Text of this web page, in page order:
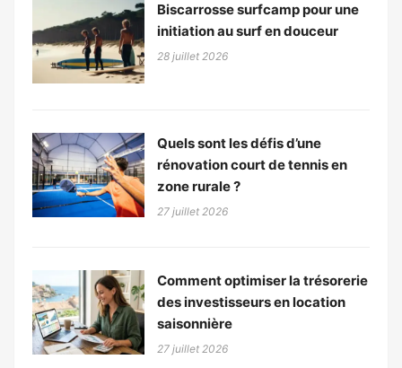
Biscarrosse surfcamp pour une
initiation au surf en douceur
28 juillet 2026
Quels sont les défis d’une
rénovation court de tennis en
zone rurale ?
27 juillet 2026
Comment optimiser la trésorerie
des investisseurs en location
saisonnière
27 juillet 2026